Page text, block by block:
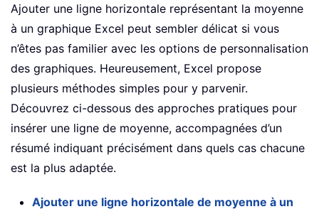
Ajouter une ligne horizontale représentant la moyenne
à un graphique Excel peut sembler délicat si vous
n’êtes pas familier avec les options de personnalisation
des graphiques. Heureusement, Excel propose
plusieurs méthodes simples pour y parvenir.
Découvrez ci-dessous des approches pratiques pour
insérer une ligne de moyenne, accompagnées d’un
résumé indiquant précisément dans quels cas chacune
est la plus adaptée.
Ajouter une ligne horizontale de moyenne à un